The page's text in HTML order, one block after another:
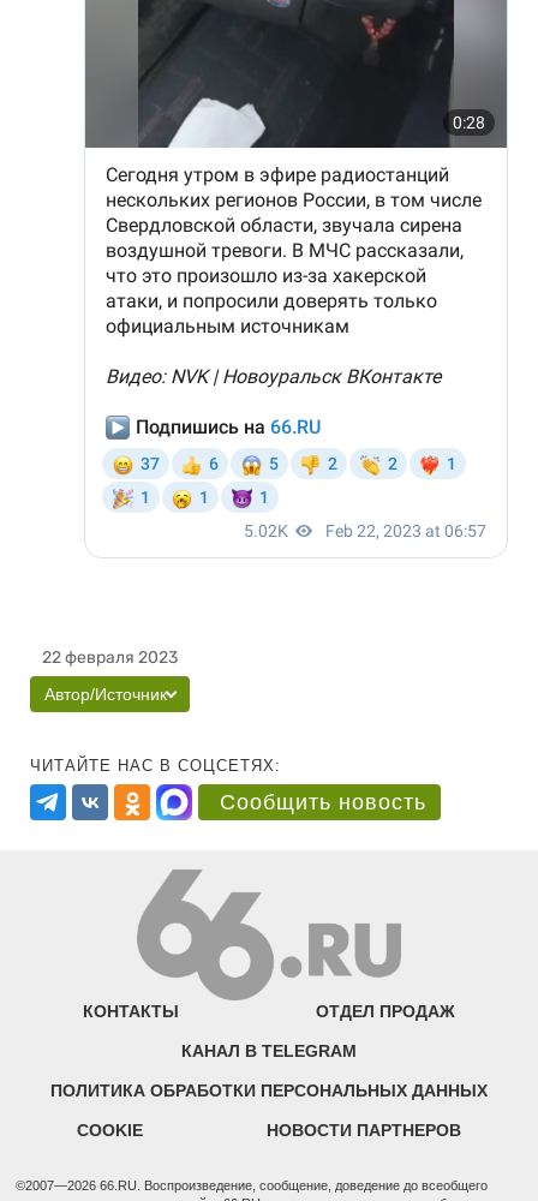
22 февраля 2023
Автор/Источник
ЧИТАЙТЕ НАС В СОЦСЕТЯХ:
Сообщить новость
КОНТАКТЫ ОТДЕЛ ПРОДАЖ
КАНАЛ В TELEGRAM
ПОЛИТИКА ОБРАБОТКИ ПЕРСОНАЛЬНЫХ ДАННЫХ
COOKIE НОВОСТИ ПАРТНЕРОВ
©2007—2026 66.RU. Воспроизведение, сообщение, доведение до всеобщего